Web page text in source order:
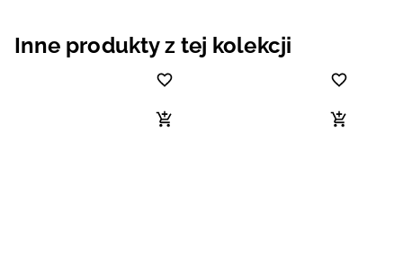
Inne produkty z tej kolekcji